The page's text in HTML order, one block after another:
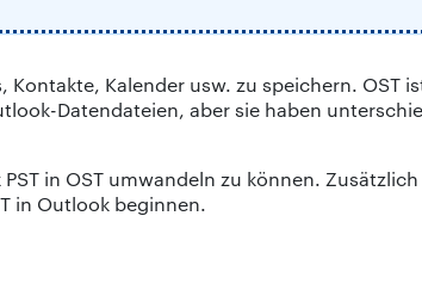
Kalender usw. zu speichern. OST
Datendateien, aber sie haben
in OST umwandeln zu können.
in Outlook beginnen.